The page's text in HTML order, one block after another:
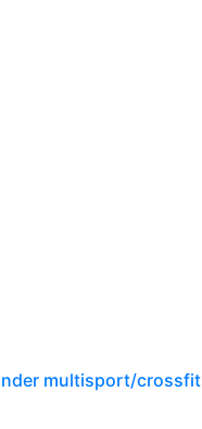
multisport/crossfit